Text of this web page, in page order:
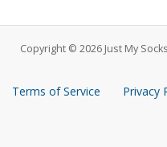
Copyright © 2026 Just My
Terms of Service Privacy